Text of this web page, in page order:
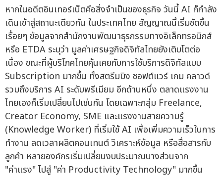
หากในอดีตอินเทอร์เน็ตคือสิ่งจำเป็นของธุรกิจ วันนี้ AI ก็กำลัง
เดินเข้าสู่สถานะเดียวกัน ในประเทศไทย สัญญาณนี้เริ่มชัดขึ้น
เรื่อยๆ ข้อมูลจากสำนักงานพัฒนาธุรกรรมทางอิเล็กทรอนิกส์
หรือ ETDA ระบุว่า มูลค่าเศรษฐกิจดิจิทัลไทยยังเติบโตต่อ
เนื่อง ขณะที่ผู้บริโภคไทยคุ้นเคยกับการใช้บริการดิจิทัลแบบ
Subscription มากขึ้น ทั้งสตรีมมิง ซอฟต์แวร์ เกม คลาวด์
รวมถึงบริการ AI ระดับพรีเมียม อีกด้านหนึ่ง ตลาดแรงงาน
ไทยเองก็เริ่มเปลี่ยนไปเช่นกัน โดยเฉพาะกลุ่ม Freelance,
Creator Economy, SME และแรงงานสายความรู้
(Knowledge Worker) ที่เริ่มใช้ AI เพื่อเพิ่มความเร็วในการ
ทำงาน ลดเวลาผลิตคอนเทนต์ วิเคราะห์ข้อมูล หรือสื่อสารกับ
ลูกค้า หลายองค์กรเริ่มเปลี่ยนงบประมาณบางส่วนจาก
"ค่าแรง" ไปสู่ "ค่า Productivity Technology" มากขึ้น